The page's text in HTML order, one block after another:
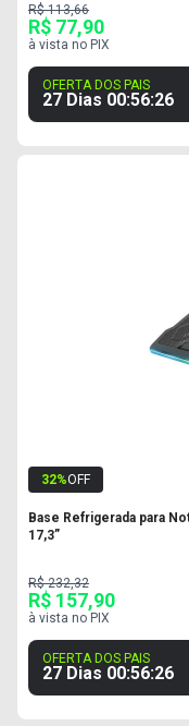
R$ 113,66
R$ 77,90
à vista no PIX
OFERTA DOS PAIS
27 Dias 00:56:25
32%OFF
Base Refrigerada para
17,3”
R$ 232,32
R$ 157,90
à vista no PIX
OFERTA DOS PAIS
27 Dias 00:56:25